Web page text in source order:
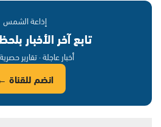
إذاعة الشمس
تابع آخر الأخبار
أخبار عاجلة · تقارير
انضم للقناة